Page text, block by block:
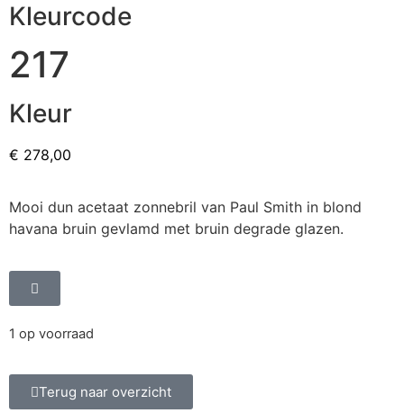
Kleurcode
217
Kleur
€ 278,00
Mooi dun acetaat zonnebril van Paul Smith in blond
havana bruin gevlamd met bruin degrade glazen.
1 op voorraad
Terug naar overzicht